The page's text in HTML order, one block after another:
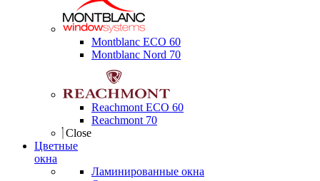
Montblanc ECO 60
Montblanc Nord 70
Reachmont ECO 60
Reachmont 70
Close
Цветные
окна
Ламинированные окна